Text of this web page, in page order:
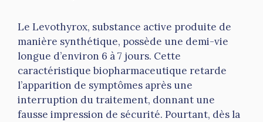
Le Levothyrox, substance active produite de
manière synthétique, possède une demi-vie
longue d’environ 6 à 7 jours. Cette
caractéristique biopharmaceutique retarde
l’apparition de symptômes après une
interruption du traitement, donnant une
fausse impression de sécurité. Pourtant, dès la